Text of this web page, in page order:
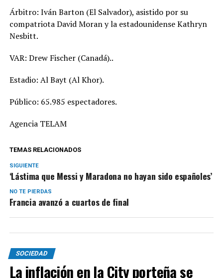
Árbitro: Iván Barton (El Salvador), asistido por su
compatriota David Moran y la estadounidense Kathryn
Nesbitt.
VAR: Drew Fischer (Canadá)..
Estadio: Al Bayt (Al Khor).
Público: 65.985 espectadores.
Agencia TELAM
TEMAS RELACIONADOS
SIGUIENTE
‘Lástima que Messi y Maradona no hayan sido españoles’
NO TE PIERDAS
Francia avanzó a cuartos de final
SOCIEDAD
La inflación en la City porteña se